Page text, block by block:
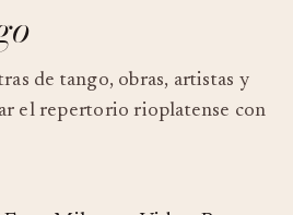
de tango, obras, artistas y
el repertorio rioplatense con